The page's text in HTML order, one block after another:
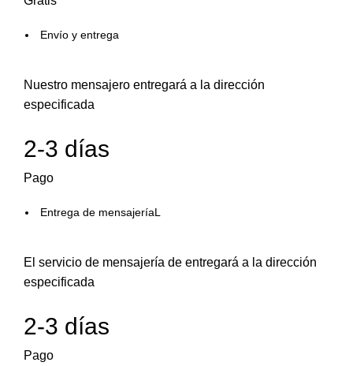
Envío y entrega
Nuestro mensajero entregará a la dirección
especificada
2-3 días
Pago
Entrega de mensajeríaL
El servicio de mensajería de entregará a la dirección
especificada
2-3 días
Pago